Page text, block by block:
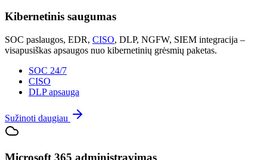
Kibernetinis saugumas
SOC paslaugos, EDR, CISO, DLP, NGFW, SIEM integracija –
visapusiškas apsaugos nuo kibernetinių grėsmių paketas.
SOC 24/7
CISO
DLP apsauga
Sužinoti daugiau